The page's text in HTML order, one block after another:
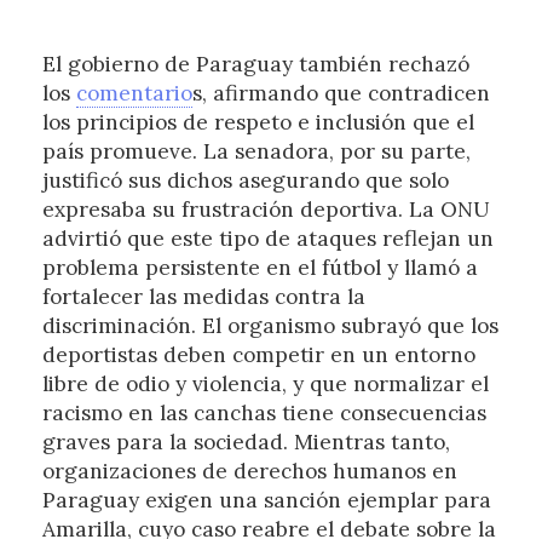
El gobierno de Paraguay también rechazó
los comentarios, afirmando que contradicen
los principios de respeto e inclusión que el
país promueve. La senadora, por su parte,
justificó sus dichos asegurando que solo
expresaba su frustración deportiva. La ONU
advirtió que este tipo de ataques reflejan un
problema persistente en el fútbol y llamó a
fortalecer las medidas contra la
discriminación. El organismo subrayó que los
deportistas deben competir en un entorno
libre de odio y violencia, y que normalizar el
racismo en las canchas tiene consecuencias
graves para la sociedad. Mientras tanto,
organizaciones de derechos humanos en
Paraguay exigen una sanción ejemplar para
Amarilla, cuyo caso reabre el debate sobre la